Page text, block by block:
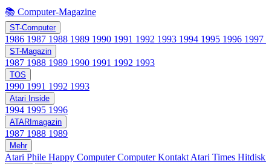
📚 Computer-Magazine
ST-Computer
1986 1987 1988 1989 1990 1991 1992 1993 1994 1995 1996 1997
ST-Magazin
1987 1988 1989 1990 1991 1992 1993
TOS
1990 1991 1992 1993
Atari Inside
1994 1995 1996
ATARImagazin
1987 1988 1989
Mehr
Atari Phile Happy ComputerComputer Kontakt Atari Times Hitdisk